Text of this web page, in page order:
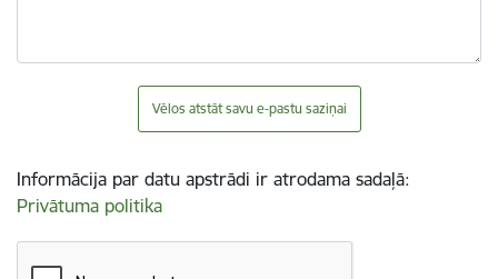
Vēlos atstāt savu e-pastu saziņai
Informācija par datu apstrādi ir atrodama sadaļā:
Privātuma politika